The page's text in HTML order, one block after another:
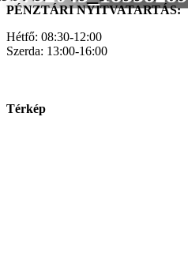
PÉNZTÁRI NYITVATARTÁS:
Hétfő: 08:30-12:00
Szerda: 13:00-16:00
Térkép